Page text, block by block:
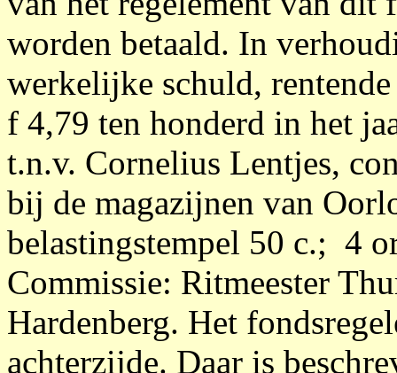
worden betaald. In
werkelijke schuld,
f 4,79 ten honderd in het
t.n.v. Cornelius Lentjes,
bij de magazijnen van
belastingstempel 50 c.; 4
Commissie: Ritmeester
Hardenberg. Het
achterzijde. Daar is